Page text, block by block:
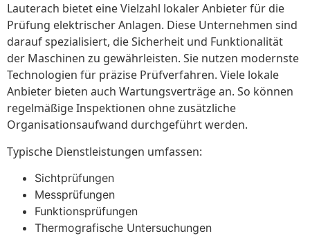
Lauterach bietet eine Vielzahl lokaler Anbieter für die
Prüfung elektrischer Anlagen. Diese Unternehmen sind
darauf spezialisiert, die Sicherheit und Funktionalität
der Maschinen zu gewährleisten. Sie nutzen modernste
Technologien für präzise Prüfverfahren. Viele lokale
Anbieter bieten auch Wartungsverträge an. So können
regelmäßige Inspektionen ohne zusätzliche
Organisationsaufwand durchgeführt werden.
Typische Dienstleistungen umfassen:
Sichtprüfungen
Messprüfungen
Funktionsprüfungen
Thermografische Untersuchungen